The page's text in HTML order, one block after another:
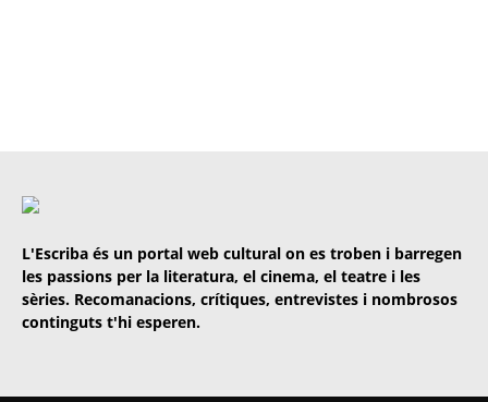
L'Escriba és un portal web cultural on es troben i barregen
les passions per la literatura, el cinema, el teatre i les
sèries. Recomanacions, crítiques, entrevistes i nombrosos
continguts t'hi esperen.